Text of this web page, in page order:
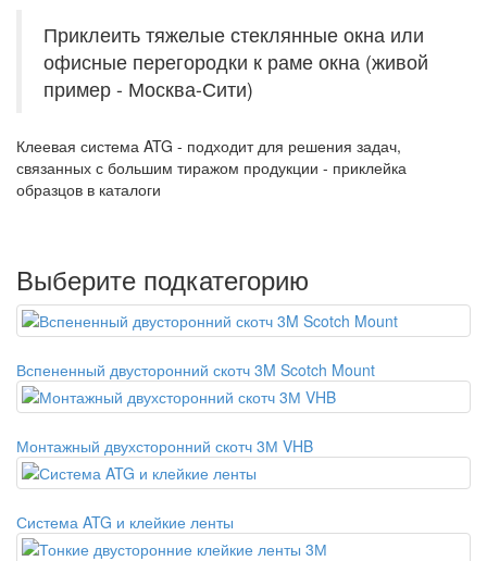
Приклеить тяжелые стеклянные окна или
офисные перегородки к раме окна (живой
пример - Москва-Сити)
Клеевая система ATG - подходит для решения задач,
связанных с большим тиражом продукции - приклейка
образцов в каталоги
Выберите подкатегорию
Вспененный двусторонний скотч 3M Scotch Mount
Монтажный двухсторонний скотч 3М VHB
Система ATG и клейкие ленты